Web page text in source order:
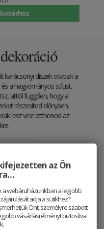
karácsonyi díszek ötvözik a
a hagyományos stílust.
attól függően, hogy a
részesíted előnyben.
lesz vele otthonod az
az Ön
a webáruházunkban a legjobb
adja a sütikhez?
Önt, személyre szabott
vásárlási élményt biztosítva